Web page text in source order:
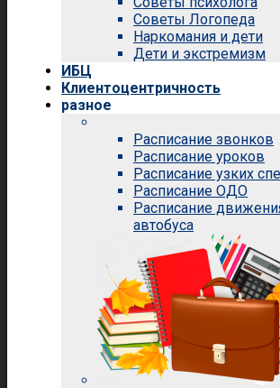
Советы Логопеда
Наркомания и дети
Дети и экстремизм
ИБЦ
Клиентоцентричность
разное
Расписание звонков
Расписание уроков
Расписание узких
Расписание ОДО
Расписание
автобуса